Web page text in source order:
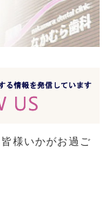
様いかがお過ご